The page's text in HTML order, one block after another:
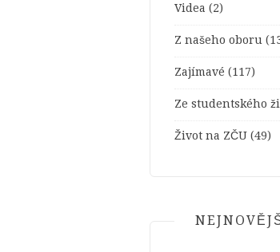
Videa (2)
Z našeho oboru
Zajímavé (117)
Ze studentského
Život na ZČU (49)